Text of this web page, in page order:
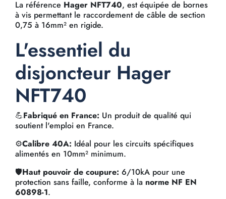
La référence Hager NFT740, est équipée de bornes
à vis permettant le raccordement de câble de section
0,75 à 16mm² en rigide.
L'essentiel du
disjoncteur Hager
NFT740
💪Fabriqué en France: Un produit de qualité qui
soutient l'emploi en France.
⚙️Calibre 40A: Idéal pour les circuits spécifiques
alimentés en 10mm² minimum.
🛡️Haut pouvoir de coupure: 6/10kA pour une
protection sans faille, conforme à la norme NF EN
60898-1.